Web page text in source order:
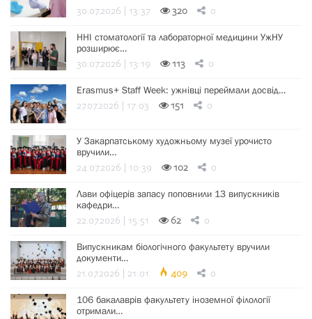
30.07.2026 | 13:37 320 0
ННІ стоматології та лабораторної медицини УжНУ
розширює…
30.07.2026 | 13:19 113 0
Erasmus+ Staff Week: ужнівці переймали досвід…
27.07.2026 | 17:03 151 0
У Закарпатському художньому музеї урочисто
вручили…
24.07.2026 | 10:39 102 0
Лави офіцерів запасу поповнили 13 випускників
кафедри…
22.07.2026 | 15:51 62 0
Випускникам біологічного факультету вручили
документи…
21.07.2026 | 21:01 409 0
106 бакалаврів факультету іноземної філології
отримали…